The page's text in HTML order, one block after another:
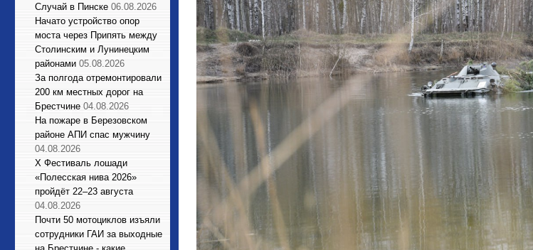
Случай в Пинске 06.08.2026
Начато устройство опор
моста через Припять между
Столинским и Лунинецким
районами 05.08.2026
За полгода отремонтировали
200 км местных дорог на
Брестчине 04.08.2026
На пожаре в Березовском
районе АПИ спас мужчину
04.08.2026
X Фестиваль лошади
«Полесская нива 2026»
пройдёт 22–23 августа
04.08.2026
Почти 50 мотоциклов изъяли
сотрудники ГАИ за выходные